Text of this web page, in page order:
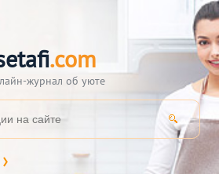
.com
журнал об уюте